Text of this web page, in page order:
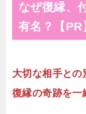
なぜ復縁、
有名？【PR
大切な相手と
復縁の奇跡を一